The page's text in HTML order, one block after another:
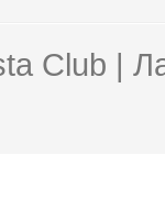
Club |